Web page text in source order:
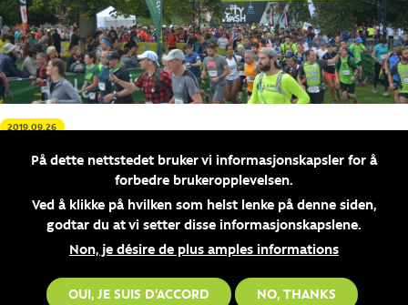
2019.09.26
"EcoTrail Brussels was magical"
På dette nettstedet bruker vi informasjonskapsler for å
forbedre brukeropplevelsen.
Ved å klikke på hvilken som helst lenke på denne siden,
godtar du at vi setter disse informasjonskapslene.
Non, je désire de plus amples informations
OUI, JE SUIS D'ACCORD NO, THANKS